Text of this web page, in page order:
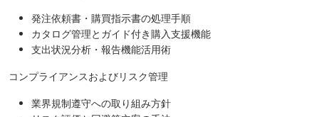
発注依頼書・購買指示書の処理手順
カタログ管理とガイド付き購入支援機能
支出状況分析・報告機能活用術
コンプライアンスおよびリスク管理
業界規制遵守への取り組み方針